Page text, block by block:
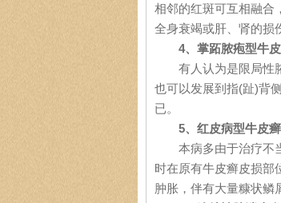
相邻的红斑可互相融合
全身衰竭或肝、肾的损
4、掌跖脓疱型牛
有人认为是限局性脓
也可以发展到指(趾)背
已。
5、红皮病型牛皮癣
本病多由于治疗不当
时在原有牛皮癣皮损部
肿胀，伴有大量糠状鳞